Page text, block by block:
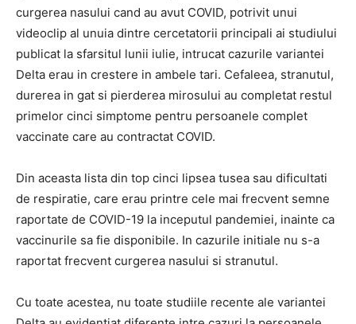
curgerea nasului cand au avut COVID, potrivit unui
videoclip al unuia dintre cercetatorii principali ai studiului
publicat la sfarsitul lunii iulie, intrucat cazurile variantei
Delta erau in crestere in ambele tari. Cefaleea, stranutul,
durerea in gat si pierderea mirosului au completat restul
primelor cinci simptome pentru persoanele complet
vaccinate care au contractat COVID.
Din aceasta lista din top cinci lipsea tusea sau dificultati
de respiratie, care erau printre cele mai frecvent semne
raportate de COVID-19 la inceputul pandemiei, inainte ca
vaccinurile sa fie disponibile. In cazurile initiale nu s-a
raportat frecvent curgerea nasului si stranutul.
Cu toate acestea, nu toate studiile recente ale variantei